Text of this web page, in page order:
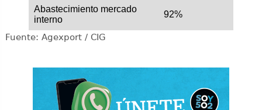
Abastecimiento mercado
interno
92%
Fuente: Agexport / CIG